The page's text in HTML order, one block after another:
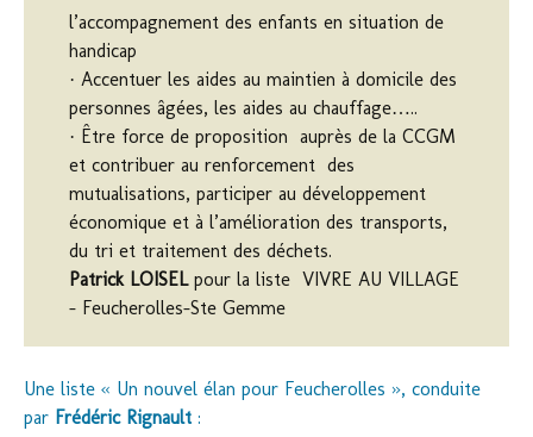
l’accompagnement des enfants en situation de
handicap
· Accentuer les aides au maintien à domicile des
personnes âgées, les aides au chauffage…..
· Être force de proposition auprès de la CCGM
et contribuer au renforcement des
mutualisations, participer au développement
économique et à l’amélioration des transports,
du tri et traitement des déchets.
Patrick LOISEL pour la liste VIVRE AU VILLAGE
– Feucherolles-Ste Gemme
Une liste « Un nouvel élan pour Feucherolles », conduite
par Frédéric Rignault :